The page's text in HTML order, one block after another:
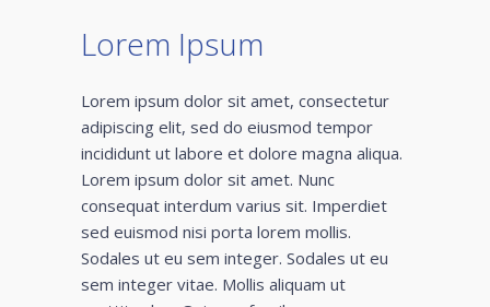
Lorem Ipsum
Lorem ipsum dolor sit amet, consectetur
adipiscing elit, sed do eiusmod tempor
incididunt ut labore et dolore magna aliqua.
Lorem ipsum dolor sit amet. Nunc
consequat interdum varius sit. Imperdiet
sed euismod nisi porta lorem mollis.
Sodales ut eu sem integer. Sodales ut eu
sem integer vitae. Mollis aliquam ut